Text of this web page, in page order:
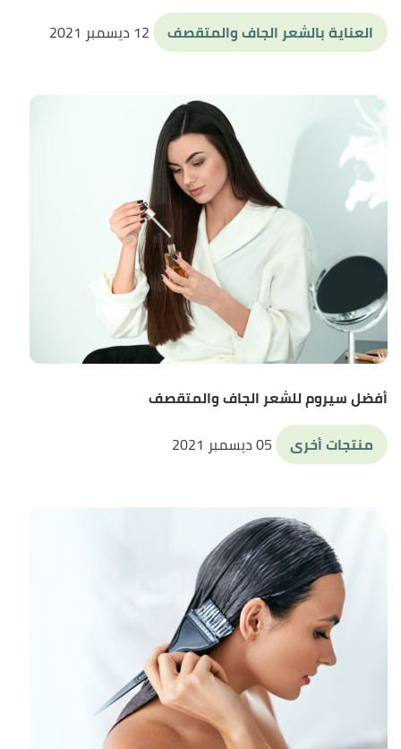
العناية بالشعر الجاف والمتقصف
12 ديسمبر 2021
أفضل سيروم للشعر الجاف والمتقصف
منتجات أخرى
05 ديسمبر 2021